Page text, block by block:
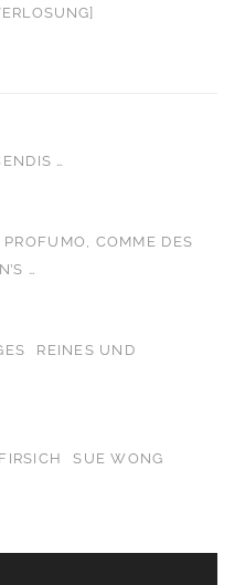
…
COMME DES
…
REINES UND
SUE WONG